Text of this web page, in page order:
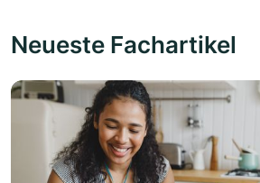
Neueste Fachartikel